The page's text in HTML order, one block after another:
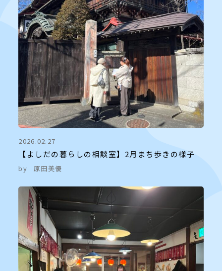
2026.02.27
【よしだの暮らしの相談室】2月まち歩きの様子
by 原田美優